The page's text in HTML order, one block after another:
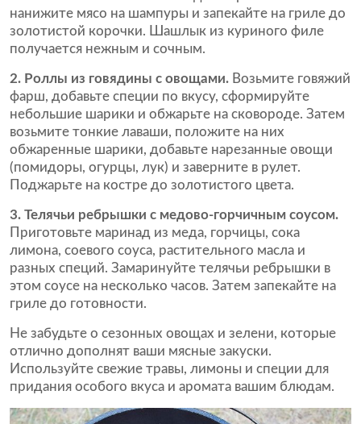
нанижите мясо на шампуры и запекайте на гриле до
золотистой корочки. Шашлык из куриного филе
получается нежным и сочным.
2. Роллы из говядины с овощами. Возьмите говяжий
фарш, добавьте специи по вкусу, сформируйте
небольшие шарики и обжарьте на сковороде. Затем
возьмите тонкие лаваши, положите на них
обжаренные шарики, добавьте нарезанные овощи
(помидоры, огурцы, лук) и заверните в рулет.
Поджарьте на костре до золотистого цвета.
3. Телячьи ребрышки с медово-горчичным соусом.
Приготовьте маринад из меда, горчицы, сока
лимона, соевого соуса, растительного масла и
разных специй. Замаринуйте телячьи ребрышки в
этом соусе на несколько часов. Затем запекайте на
гриле до готовности.
Не забудьте о сезонных овощах и зелени, которые
отлично дополнят ваши мясные закуски.
Используйте свежие травы, лимоны и специи для
придания особого вкуса и аромата вашим блюдам.